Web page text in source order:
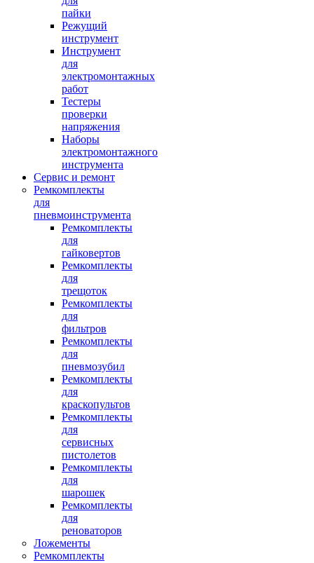
пайки
Режущий
инструмент
Инструмент
для
электромонтажных
работ
Тестеры
проверки
напряжения
Наборы
электромонтажного
инструмента
Сервис и ремонт
Ремкомплекты
для
пневмоинструмента
Ремкомплекты
для
гайковертов
Ремкомплекты
для
трещоток
Ремкомплекты
для
фильтров
Ремкомплекты
для
пневмозубил
Ремкомплекты
для
краскопультов
Ремкомплекты
для
сервисных
пистолетов
Ремкомплекты
для
шарошек
Ремкомплекты
для
реноваторов
Ложементы
Ремкомплекты